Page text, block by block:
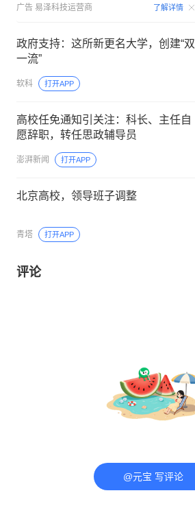
广告 易泽科技运营商 了解详情
政府支持：这所新更名大学，创建“双
一流”
软科 打开APP
高校任免通知引关注：科长、主任自
愿辞职，转任思政辅导员
澎湃新闻 打开APP
北京高校，领导班子调整
青塔 打开APP
评论
@元宝 写评论